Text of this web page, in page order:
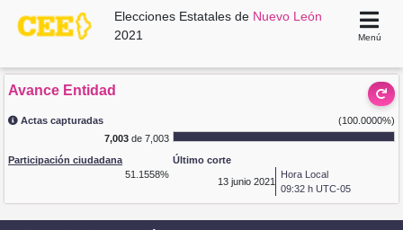
Elecciones Estatales de Nuevo León
2021
Menú
Avance Entidad
Actas capturadas
(100.0000%)
7,003de 7,003
Participación ciudadana
51.1558%
Último corte
13 junio 2021
Hora Local
09:32 h UTC-05